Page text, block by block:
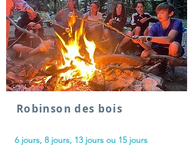
Robinson des bois
6 jours, 8 jours, 13jours ou 15 jours